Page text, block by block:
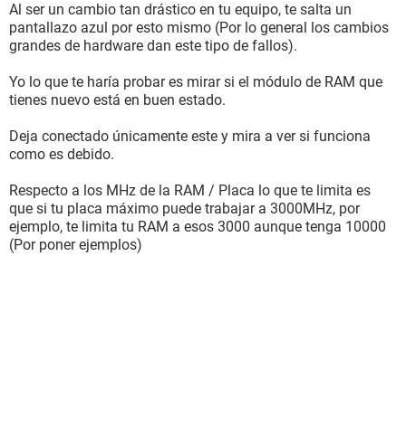
Al ser un cambio tan drástico en tu equipo, te salta un
pantallazo azul por esto mismo (Por lo general los cambios
grandes de hardware dan este tipo de fallos).
Yo lo que te haría probar es mirar si el módulo de RAM que
tienes nuevo está en buen estado.
Deja conectado únicamente este y mira a ver si funciona
como es debido.
Respecto a los MHz de la RAM / Placa lo que te limita es
que si tu placa máximo puede trabajar a 3000MHz, por
ejemplo, te limita tu RAM a esos 3000 aunque tenga 10000
(Por poner ejemplos)